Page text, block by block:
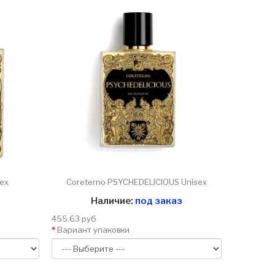
Coreterno PSYCHEDELICIOUS Unisex
Наличие: под заказ
455.63 руб
Вариант упаковки